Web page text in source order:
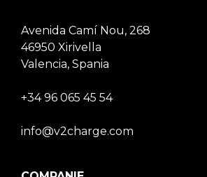
Avenida Camí Nou, 268
46950 Xirivella
Valencia, Spania
+34 96 065 45 54
info@v2charge.com